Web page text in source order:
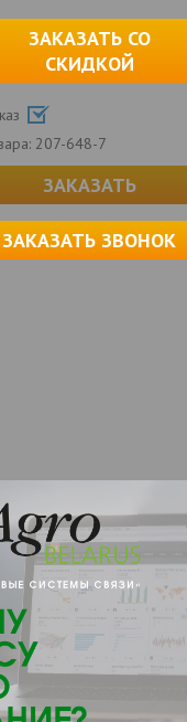
ЗАКАЗАТЬ СО
СКИДКОЙ
207-648-7
ЗАКАЗАТЬ
ЗАКАЗАТЬ ЗВОНОК
12, 24 В;
450мм